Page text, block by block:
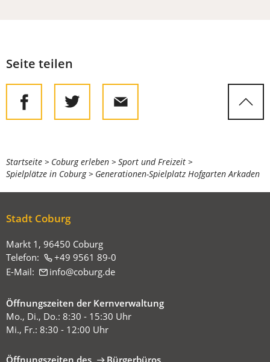
Seite teilen
Sie
befinden
hier:
Startseite Coburg erleben
Sport und Freizeit
Spielplätze in Coburg
Generationen-Spielplatz Hofgarten Arkaden
Stadt Coburg
Markt 1, 96450 Coburg
Telefon:
+49 9561 89-0
E-Mail:
info coburg de
Öffnungszeiten der Kernverwaltung
Mo., Di., Do.: 8:30 - 15:30 Uhr
Mi., Fr.: 8:30 - 12:00 Uhr